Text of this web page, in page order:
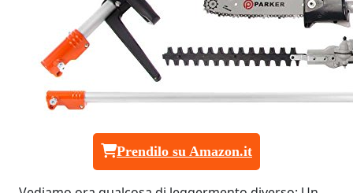
Prendilo su Amazon.it